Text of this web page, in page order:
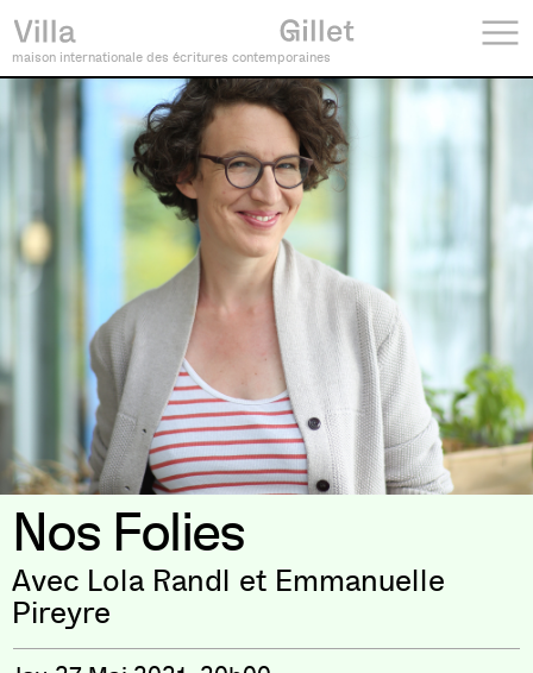
maison internationale des écritures contemporaines
Nos Folies
Avec Lola Randl et Emmanuelle
Pireyre